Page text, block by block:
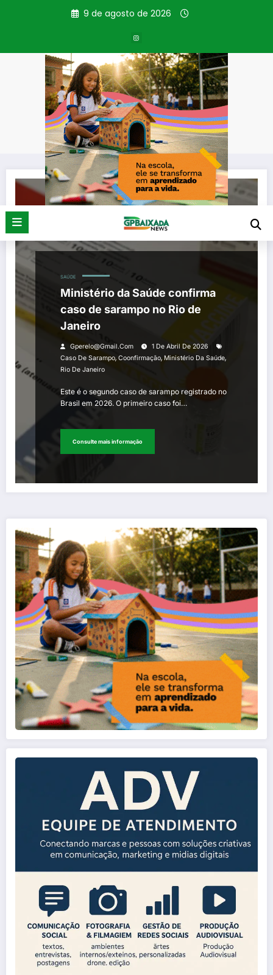
9 de agosto de 2026
Tag: coonfirmação
Página inicial coonfirmação
SAÚDE
Ministério da Saúde confirma
caso de sarampo no Rio de
Janeiro
Gperelo@gmail.com
1 De Abril De 2026
Caso De Sarampo, Coonfirmação, Ministério Da Saúde,
Rio De Janeiro
Este é o segundo caso de sarampo registrado no
Brasil em 2026. O primeiro caso foi…
Consulte mais informação